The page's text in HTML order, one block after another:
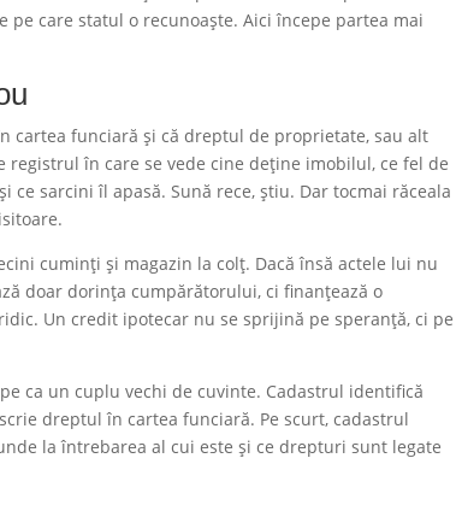
care statul o recunoaște. Aici începe partea mai
cartea funciară și că dreptul de proprietate, sau alt
în care se vede cine deține imobilul, ce fel de
sarcini îl apasă. Sună rece, știu. Dar tocmai răceala
cuminți și magazin la colț. Dacă însă actele lui nu
doar dorința cumpărătorului, ci finanțează o
Un credit ipotecar nu se sprijină pe speranță, ci pe
ca un cuplu vechi de cuvinte. Cadastrul identifică
dreptul în cartea funciară. Pe scurt, cadastrul
la întrebarea al cui este și ce drepturi sunt legate